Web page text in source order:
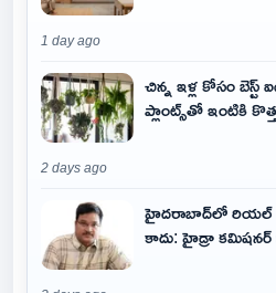
1 day ago
చిన్న ఇళ్ల కోసం
ప్లాంట్స్‌తో ఇంటికి
2 days ago
హైదరాబాద్‌లో రియల్
కాదు: హైడ్రా